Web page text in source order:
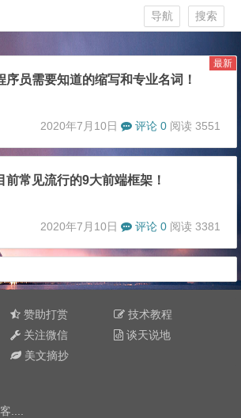
搜索
导航
序员需要知道的缩写和专业名词！
最新
2020年7月10日 评论 0 阅读 3551
前常见流行的9大前端框架！
2020年7月10日 评论 0 阅读 3381
赞助打赏
技术教程
关注微信
谈天说地
美文摘抄
....